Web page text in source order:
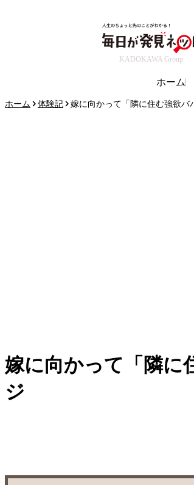
KADOKAWA Group
ホーム
ホーム 体験記 嫁に向かって「隣に住む強欲バ
嫁に向かって「隣に
ジ